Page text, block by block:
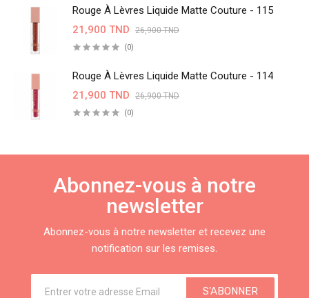
Rouge À Lèvres Liquide Matte Couture - 115
21,900 TND
26,900 TND
(0)
Rouge À Lèvres Liquide Matte Couture - 114
21,900 TND
26,900 TND
(0)
Abonnez-vous à notre
newsletter
Abonnez-vous à notre newsletter et recevez une
notification sur les remises.
S'ABONNER